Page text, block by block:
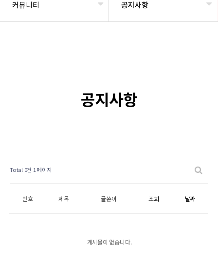
커뮤니티 공지사항
공지사항
Total 0건 1 페이지
번호 제목 글쓴이 조회 날짜
게시물이 없습니다.